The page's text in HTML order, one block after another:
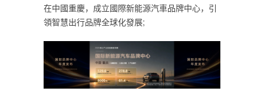
在中國重慶，成立國際新能源汽車品牌中心，引
領智慧出行品牌全球化發展;